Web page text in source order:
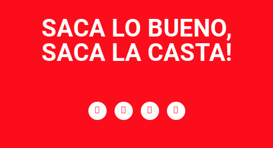
SACA LO BUENO,
SACA LA CASTA!